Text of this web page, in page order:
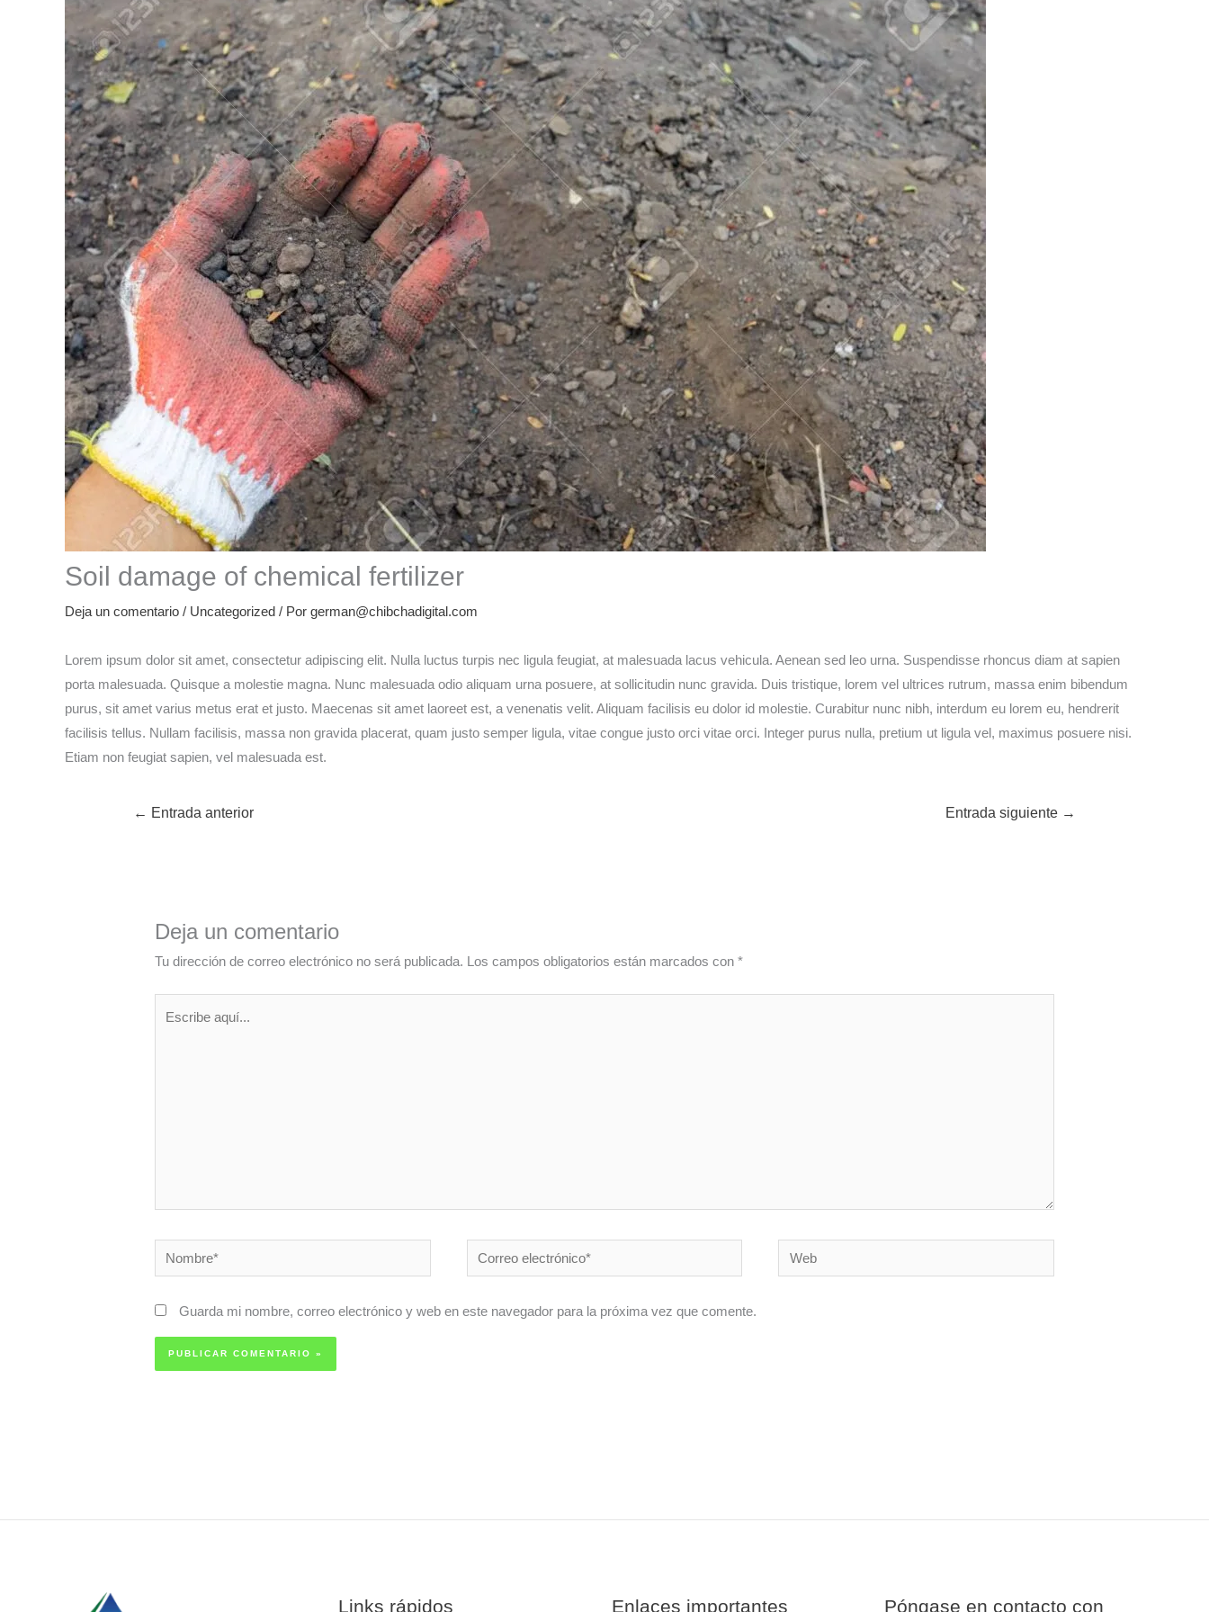
Soil damage of chemical fertilizer
Deja un comentario / Uncategorized / Por german@chibchadigital.com
Lorem ipsum dolor sit amet, consectetur adipiscing elit. Nulla luctus turpis nec ligula feugiat, at malesuada lacus vehicula. Aenean sed leo urna. Suspendisse rhoncus diam at sapien
porta malesuada. Quisque a molestie magna. Nunc malesuada odio aliquam urna posuere, at sollicitudin nunc gravida. Duis tristique, lorem vel ultrices rutrum, massa enim bibendum
purus, sit amet varius metus erat et justo. Maecenas sit amet laoreet est, a venenatis velit. Aliquam facilisis eu dolor id molestie. Curabitur nunc nibh, interdum eu lorem eu, hendrerit
facilisis tellus. Nullam facilisis, massa non gravida placerat, quam justo semper ligula, vitae congue justo orci vitae orci. Integer purus nulla, pretium ut ligula vel, maximus posuere nisi.
Etiam non feugiat sapien, vel malesuada est.
← Entrada anterior Entrada siguiente →
Deja un comentario
Tu dirección de correo electrónico no será publicada. Los campos obligatorios están marcados con*
Nombre*
Correo
electrónico*
Web
Guarda mi nombre, correo electrónico y web en este navegador para la próxima vez que comente.
Links rápidos Enlaces importantes Póngase en contacto con